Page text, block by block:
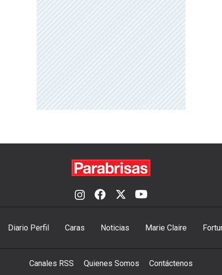
Diario Perfil Caras Noticias Marie Claire
Canales RSS Quienes Somos Contáctenos